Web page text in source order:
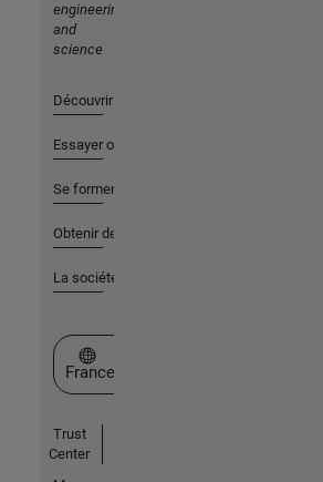
engineering
and
science
Découvrir les produits
Essayer ou acheter
Se former
Obtenir de l'aide
La société
Sélectionner un site web
France
Trust
Center